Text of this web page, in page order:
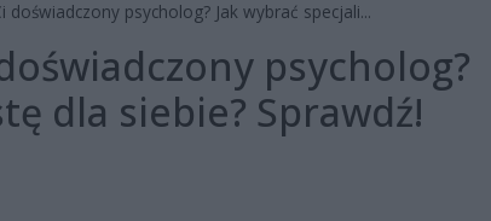
doświadczony psycholog? Jak wybrać specjali...
psycholog?
dla siebie? Sprawdź!